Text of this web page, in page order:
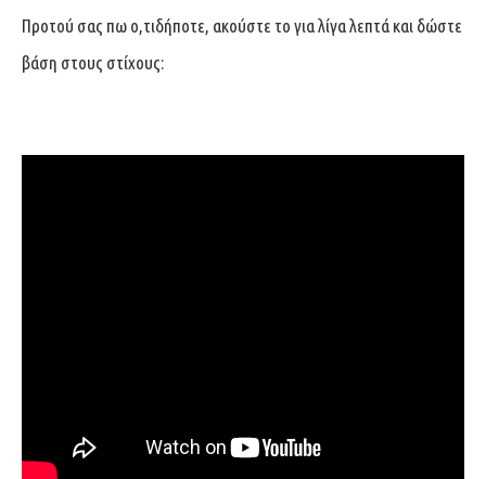
Προτού σας πω ο,τιδήποτε, ακούστε το για λίγα λεπτά και δώστε
βάση στους στίχους: